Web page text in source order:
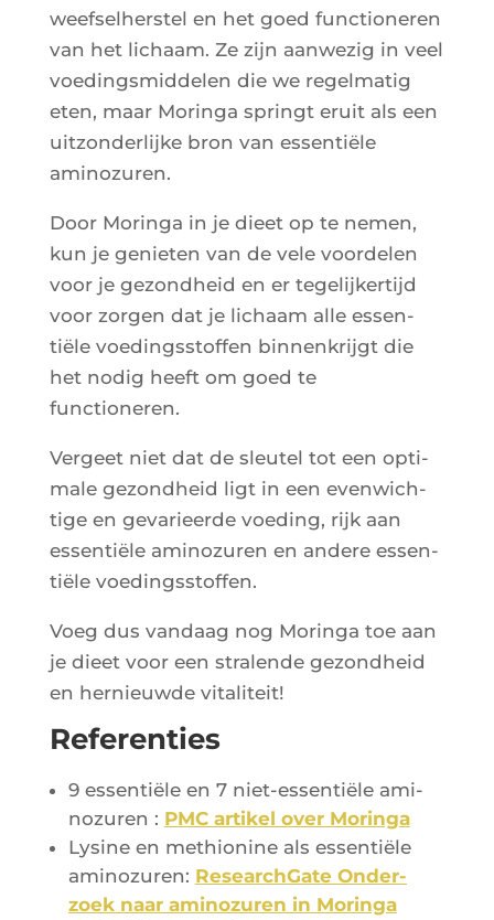
weef­sel­hers­tel en het goed func­tio­ne­ren
van het lichaam. Ze zijn aan­we­zig in veel
voe­ding­smid­de­len die we regel­ma­tig
eten, maar Morin­ga springt eruit als een
uit­zon­der­lijke bron van essen­tiële
aminozuren.
Door Morin­ga in je dieet op te nemen,
kun je genie­ten van de vele voor­de­len
voor je gezond­heid en er tege­lij­ker­ti­jd
voor zor­gen dat je lichaam alle essen­
tiële voe­ding­ss­tof­fen bin­nen­kri­jgt die
het nodig heeft om goed te
functioneren.
Ver­geet niet dat de sleu­tel tot een opti­
male gezond­heid ligt in een even­wich­
tige en geva­rieerde voe­ding, rijk aan
essen­tiële ami­no­zu­ren en andere essen­
tiële voedingsstoffen.
Voeg dus van­daag nog Morin­ga toe aan
je dieet voor een stra­lende gezond­heid
en her­nieuwde vitaliteit!
Referenties
9 essen­tiële en 7 niet-essen­tiële ami­
no­zu­ren : PMC arti­kel over Moringa
Lysine en methio­nine als essen­tiële
ami­no­zu­ren: Research­Gate Onder­
zoek naar ami­no­zu­ren in Moringa